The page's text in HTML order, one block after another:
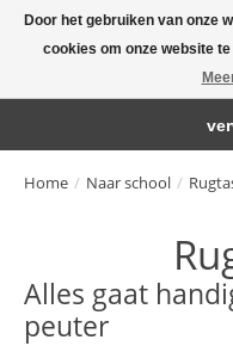
Large selection of products and
Home / Naar school /
Alles gaat
peuter
Door het gebruiken van onze
cookies om onze website
← Keer terug naar de
Eventueel geplaatste